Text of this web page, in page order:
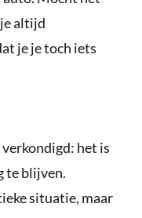
altijd
je je toch iets
het is
te blijven.
situatie, maar